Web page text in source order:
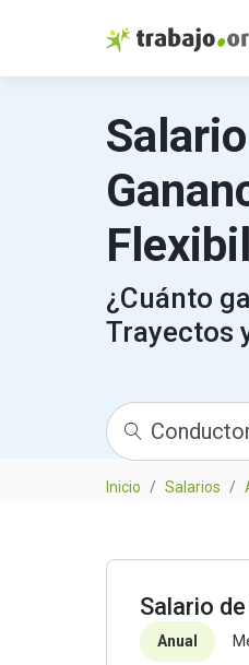
¿Cuánto
Trayectos
Inicio Salarios
Salario
Anual